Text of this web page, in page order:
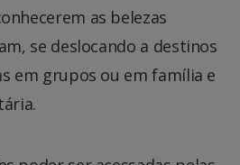
as belezas
se deslocando a destinos
em grupos ou em família e